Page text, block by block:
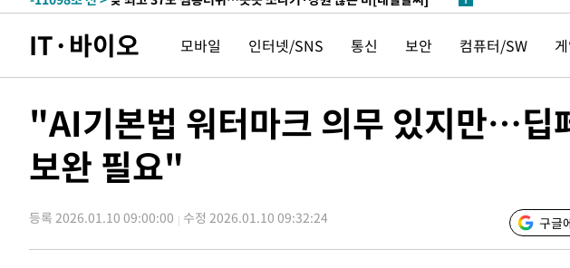
-6260초 전 >여자배구 이재영·이다영 자매, 아제르바이잔 투란VC 입단
-5513초 전 >외국인 심판 성 접대 7경기 들여다보니…한국 축구 '5승 2무'
-5200초 전 > [속보]코스피, 6200선 약보합…0.60% 내린 6258.77에 마쳐
-5180초 전 >
[속보]원·달러 환율, 7.7원 내린 1416.1원 마감
-5069초 전 >
[속보] 노원서 40.1도 관측…서울, 2018년 이후 첫 40도
-1032초 전 >외신들도 주목한 韓축구 파문…"국민적 공분에 수사 재개"
-1003초 전 >11시간 압수수색에 성접대 파문까지…'쑥대밭' 된 축구협회
IT·바이오 모바일 인터넷/SNS 통신 보안 컴퓨터/SW
"AI기본법 워터마크 의무 있지만…딥
보완 필요"
등록 2026.01.10 09:00:00 수정 2026.01.10 09:32:24 구글